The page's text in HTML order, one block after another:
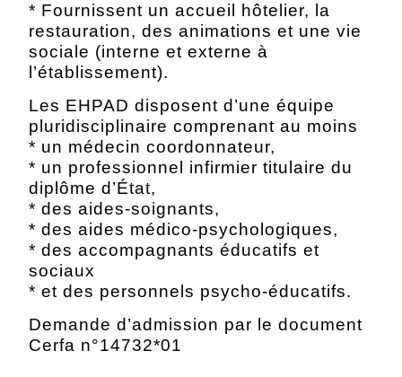
* Fournissent un accueil hôtelier, la
restauration, des animations et une vie
sociale (interne et externe à
l’établissement).
Les EHPAD disposent d’une équipe
pluridisciplinaire comprenant au moins
* un médecin coordonnateur,
* un professionnel infirmier titulaire du
diplôme d’État,
* des aides-soignants,
* des aides médico-psychologiques,
* des accompagnants éducatifs et
sociaux
* et des personnels psycho-éducatifs.
Demande d’admission par le document
Cerfa n°14732*01